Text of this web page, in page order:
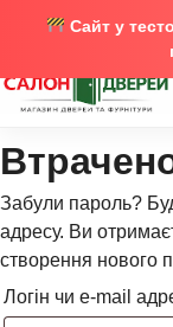
Сайт у
067-370-89-35
067-489-58-29
Забули пароль?
адресу. Ви
створення нового
Логін чи e-mail